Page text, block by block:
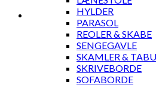
HYLDER
PARASOL
REOLER & SKABE
SENGEGAVLE
SKAMLER &
SKRIVEBORDE
SOFABORDE